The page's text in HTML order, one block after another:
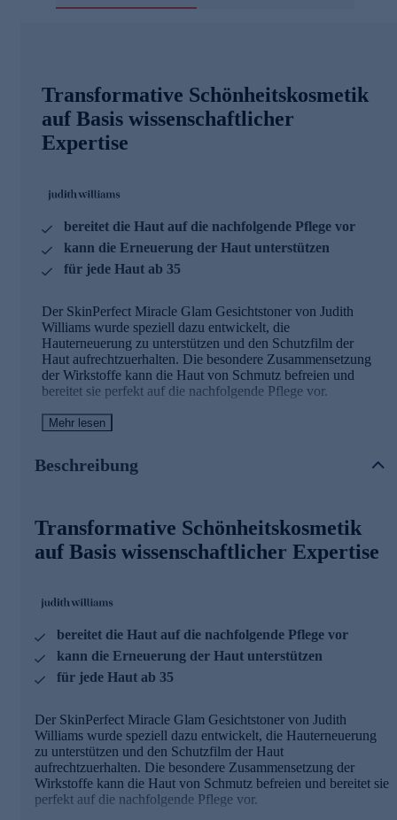
Transformative Schönheitskosmetik
auf Basis wissenschaftlicher
Expertise
bereitet die Haut auf die nachfolgende Pflege vor
kann die Erneuerung der Haut unterstützen
für jede Haut ab 35
Der SkinPerfect Miracle Glam Gesichtstoner von Judith
Williams wurde speziell dazu entwickelt, die
Hauterneuerung zu unterstützen und den Schutzfilm der
Haut aufrechtzuerhalten. Die besondere Zusammensetzung
der Wirkstoffe kann die Haut von Schmutz befreien und
bereitet sie perfekt auf die nachfolgende Pflege vor.
Transformative Kosmetik für zeitlose
und konzipierte High-Tech-Wirkstoff BTX-Hero. In einer
einzigartigen 3D-Liftingtechnologie vereint er 3
außerordentliche Wirkweisen:
Mizellenstruktur
Effekt
3. Sauerstoffboost durch Erfrischung & Zellreinigung
Hauptwirkstoffe
Skin Barrier Push
- Myrte & Lentisk aus Sardinien
- kann antioxidative Abwehrkräfte steigern
- kann Hautfeuchtigkeit fördern
Phantastic Skin Tech
Mehr lesen
Beschreibung
Transformative Schönheitskosmetik
auf Basis wissenschaftlicher Expertise
bereitet die Haut auf die nachfolgende Pflege vor
kann die Erneuerung der Haut unterstützen
für jede Haut ab 35
Der SkinPerfect Miracle Glam Gesichtstoner von Judith
Williams wurde speziell dazu entwickelt, die Hauterneuerung
zu unterstützen und den Schutzfilm der Haut
aufrechtzuerhalten. Die besondere Zusammensetzung der
Wirkstoffe kann die Haut von Schmutz befreien und bereitet sie
perfekt auf die nachfolgende Pflege vor.